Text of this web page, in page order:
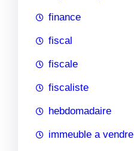
finance
fiscal
fiscale
fiscaliste
hebdomadaire
immeuble a vendre